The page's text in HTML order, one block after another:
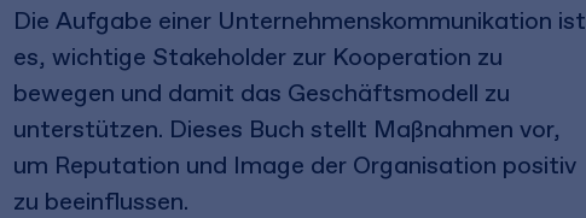
Die Aufgabe einer Unternehmenskommunikation ist
es, wichtige Stakeholder zur Kooperation zu
bewegen und damit das Geschäftsmodell zu
unterstützen. Dieses Buch stellt Maßnahmen vor,
um Reputation und Image der Organisation positiv
zu beeinflussen.